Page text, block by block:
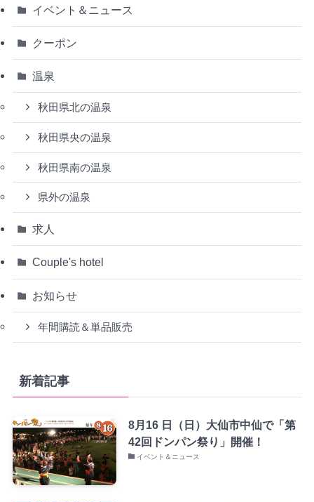
イベント＆ニュース
クーポン
温泉
秋田県北の温泉
秋田県央の温泉
秋田県南の温泉
県外の温泉
求人
Couple's hotel
お知らせ
年間購読＆単品販売
新着記事
8月16 日（日）大仙市中仙で「第
42回ドンパン祭り」開催！
イベント＆ニュース